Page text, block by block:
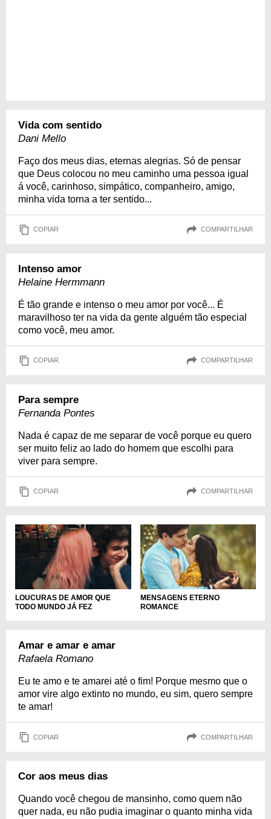
Vida com sentido
Dani Mello
Faço dos meus dias, eternas alegrias. Só de pensar
que Deus colocou no meu caminho uma pessoa igual
á você, carinhoso, simpático, companheiro, amigo,
minha vida torna a ter sentido...
COPIAR COMPARTILHAR
Intenso amor
Helaine Hermmann
É tão grande e intenso o meu amor por você... É
maravilhoso ter na vida da gente alguém tão especial
como você, meu amor.
COPIAR COMPARTILHAR
Para sempre
Fernanda Pontes
Nada é capaz de me separar de você porque eu quero
ser muito feliz ao lado do homem que escolhi para
viver para sempre.
COPIAR COMPARTILHAR
LOUCURAS DE AMOR QUE
TODO MUNDO JÁ FEZ
MENSAGENS ETERNO
ROMANCE
Amar e amar e amar
Rafaela Romano
Eu te amo e te amarei até o fim! Porque mesmo que o
amor vire algo extinto no mundo, eu sim, quero sempre
te amar!
COPIAR COMPARTILHAR
Cor aos meus dias
Quando você chegou de mansinho, como quem não
quer nada, eu não pudia imaginar o quanto minha vida